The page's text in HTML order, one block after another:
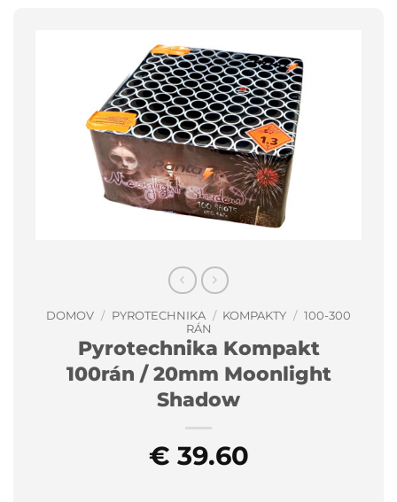
DOMOV / PYROTECHNIKA / KOMPAKTY / 100-300
RÁN
Pyrotechnika Kompakt
100rán / 20mm Moonlight
Shadow
€ 39.60